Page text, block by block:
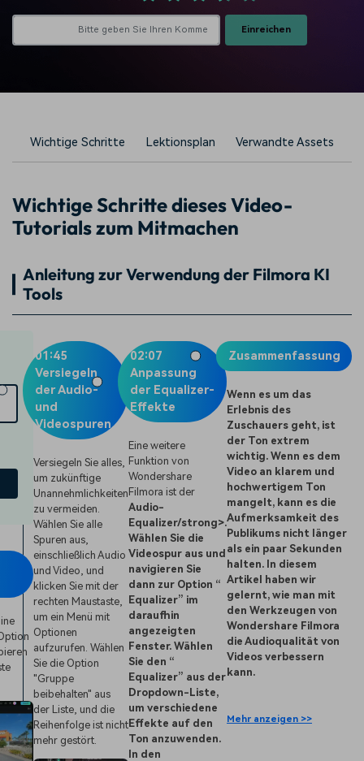
Einreichen
Wichtige Schritte Lektionsplan Verwandte Assets
Wichtige Schritte dieses Video-
Tutorials zum Mitmachen
Anleitung zur Verwendung der Filmora KI
Tools
01:45
Versiegeln
der Audio-
und
Videospuren
Versiegeln Sie alles,
um zukünftige
Unannehmlichkeiten
zu vermeiden.
Wählen Sie alle
Spuren aus,
einschließlich Audio
und Video, und
klicken Sie mit der
rechten Maustaste,
um ein Menü mit
Optionen
aufzurufen. Wählen
Sie die Option
"Gruppe
beibehalten" aus
der Liste, und die
Reihenfolge ist nicht
mehr gestört.
02:07
Anpassung
der Equalizer-
Effekte
Eine weitere
Funktion von
Wondershare
Filmora ist der
Audio-
Equalizer/strong>.
Wählen Sie die
Videospur aus und
navigieren Sie
dann zur Option “
Equalizer” im
daraufhin
angezeigten
Fenster. Wählen
Sie den “
Equalizer” aus der
Dropdown-Liste,
um verschiedene
Effekte auf den
Ton anzuwenden.
In den
Zusammenfassung
Wenn es um das
Erlebnis des
Zuschauers geht, ist
der Ton extrem
wichtig. Wenn es dem
Video an klarem und
hochwertigem Ton
mangelt, kann es die
Aufmerksamkeit des
Publikums nicht länger
als ein paar Sekunden
halten. In diesem
Artikel haben wir
gelernt, wie man mit
den Werkzeugen von
Wondershare Filmora
die Audioqualität von
Videos verbessern
kann.
Mehr anzeigen >>